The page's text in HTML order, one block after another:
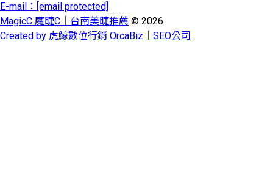
E-mail： [email protected]
MagicC 魔睫C｜台南美睫推薦 © 2026
Created by 虎鯨數位行銷 OrcaBiz｜SEO公司